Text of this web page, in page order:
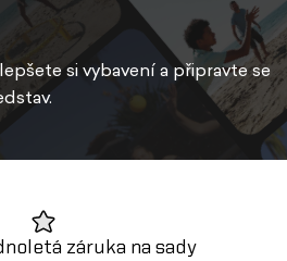
si vybavení a připravte se
záruka na sady